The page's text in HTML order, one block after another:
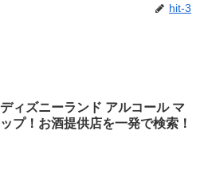
hit-3
ディズニーランド アルコール マ
ップ！お酒提供店を一発で検索！